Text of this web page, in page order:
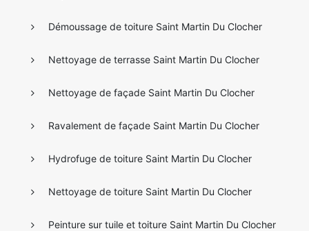
Démoussage de toiture Saint Martin Du Clocher
Nettoyage de terrasse Saint Martin Du Clocher
Nettoyage de façade Saint Martin Du Clocher
Ravalement de façade Saint Martin Du Clocher
Hydrofuge de toiture Saint Martin Du Clocher
Nettoyage de toiture Saint Martin Du Clocher
Peinture sur tuile et toiture Saint Martin Du Clocher